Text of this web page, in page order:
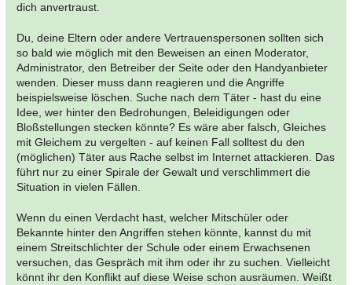
dich anvertraust.
Du, deine Eltern oder andere Vertrauenspersonen sollten sich
so bald wie möglich mit den Beweisen an einen Moderator,
Administrator, den Betreiber der Seite oder den Handyanbieter
wenden. Dieser muss dann reagieren und die Angriffe
beispielsweise löschen. Suche nach dem Täter - hast du eine
Idee, wer hinter den Bedrohungen, Beleidigungen oder
Bloßstellungen stecken könnte? Es wäre aber falsch, Gleiches
mit Gleichem zu vergelten - auf keinen Fall solltest du den
(möglichen) Täter aus Rache selbst im Internet attackieren. Das
führt nur zu einer Spirale der Gewalt und verschlimmert die
Situation in vielen Fällen.
Wenn du einen Verdacht hast, welcher Mitschüler oder
Bekannte hinter den Angriffen stehen könnte, kannst du mit
einem Streitschlichter der Schule oder einem Erwachsenen
versuchen, das Gespräch mit ihm oder ihr zu suchen. Vielleicht
könnt ihr den Konflikt auf diese Weise schon ausräumen. Weißt